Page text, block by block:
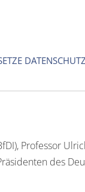
DATENSCHUTZ
Professor
des